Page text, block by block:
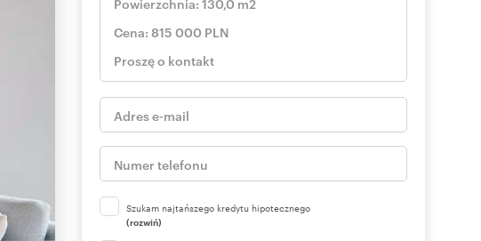
Szukam najtańszego kredytu hipotecznego
(rozwiń)